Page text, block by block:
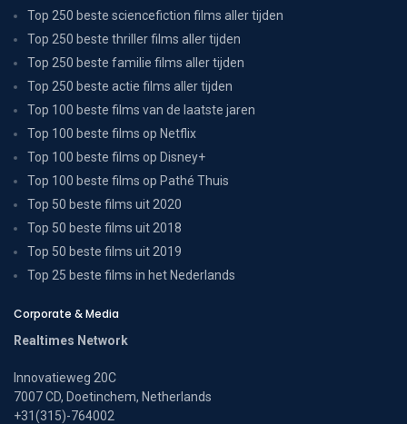
Top 250 beste sciencefiction films aller tijden
Top 250 beste thriller films aller tijden
Top 250 beste familie films aller tijden
Top 250 beste actie films aller tijden
Top 100 beste films van de laatste jaren
Top 100 beste films op Netflix
Top 100 beste films op Disney+
Top 100 beste films op Pathé Thuis
Top 50 beste films uit 2020
Top 50 beste films uit 2018
Top 50 beste films uit 2019
Top 25 beste films in het Nederlands
Corporate & Media
Realtimes Network
Innovatieweg 20C
7007 CD, Doetinchem, Netherlands
+31(315)-764002